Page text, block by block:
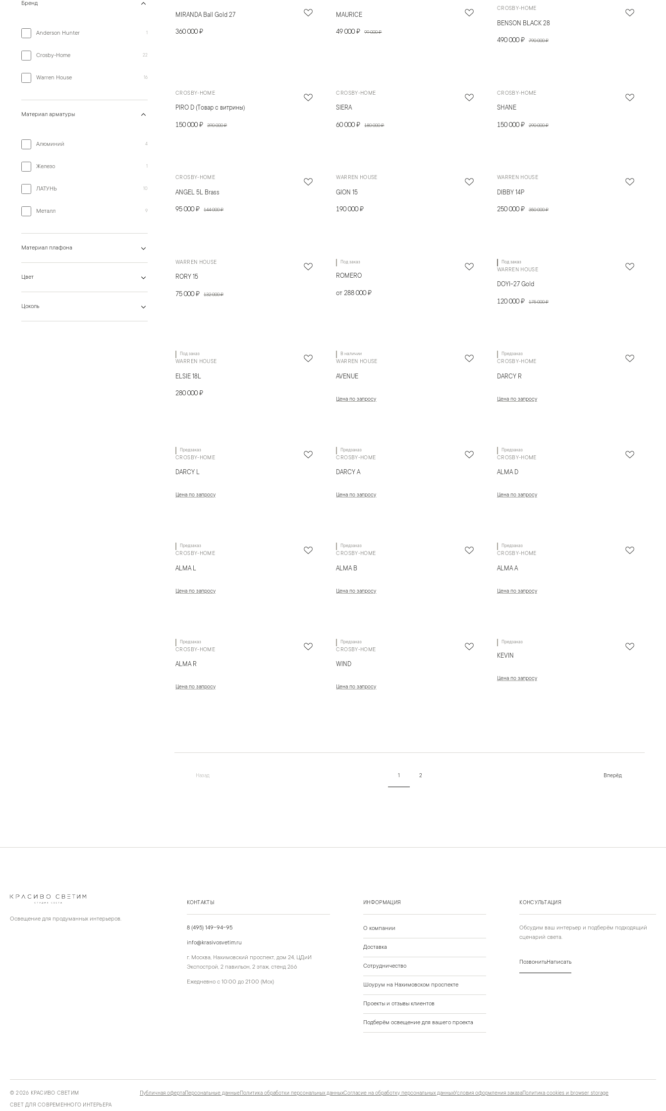
Бренд
Anderson Hunter 1
Crosby-Home 22
Warren House 16
Материал арматуры
Алюминий 4
Железо 1
ЛАТУНЬ 10
Металл 9
Материал плафона
Цвет
Цоколь
MIRANDA Ball Gold 27
360 000 ₽
MAURICE
49 000 ₽ 99 000 ₽
CROSBY-HOME
BENSON BLACK 28
490 000 ₽ 790 000 ₽
CROSBY-HOME
PIRO D (Товар с витрины)
150 000 ₽ 390 000 ₽
CROSBY-HOME
SIERA
60 000 ₽ 180 000 ₽
CROSBY-HOME
SHANE
150 000 ₽ 290 000 ₽
CROSBY-HOME
ANGEL 5L Brass
95 000 ₽ 144 000 ₽
WARREN HOUSE
GION 15
190 000 ₽
WARREN HOUSE
DIBBY 14P
250 000 ₽ 350 000 ₽
WARREN HOUSE
RORY 15
75 000 ₽ 132 000 ₽
Под заказ
ROMERO
от 288 000 ₽
Под заказ
WARREN HOUSE
DOYI-27 Gold
120 000 ₽ 175 000 ₽
Под заказ
WARREN HOUSE
ELSIE 18L
280 000 ₽
В наличии
WARREN HOUSE
AVENUE
Цена по запросу
Предзаказ
CROSBY-HOME
DARCY R
Цена по запросу
Предзаказ
CROSBY-HOME
DARCY L
Цена по запросу
Предзаказ
CROSBY-HOME
DARCY A
Цена по запросу
Предзаказ
CROSBY-HOME
ALMA D
Цена по запросу
Предзаказ
CROSBY-HOME
ALMA L
Цена по запросу
Предзаказ
CROSBY-HOME
ALMA B
Цена по запросу
Предзаказ
CROSBY-HOME
ALMA A
Цена по запросу
Предзаказ
CROSBY-HOME
ALMA R
Цена по запросу
Предзаказ
CROSBY-HOME
WIND
Цена по запросу
Предзаказ
KEVIN
Цена по запросу
Назад 1 2 Вперёд
Освещение для продуманных интерьеров.
КОНТАКТЫ
8 (495) 149-94-95
info@krasivosvetim.ru
г. Москва, Нахимовский проспект, дом 24, ЦДиИ
Экспострой, 2 павильон, 2 этаж, стенд 266
Ежедневно с 10:00 до 21:00 (Мск)
КОНСУЛЬТАЦИЯ
Обсудим ваш интерьер и подберём подходящий
сценарий света.
ПозвонитьНаписать
ИНФОРМАЦИЯ
О компании
Доставка
Сотрудничество
Шоурум на Нахимовском проспекте
Проекты и отзывы клиентов
Подберём освещение для вашего проекта
©2026 КРАСИВО СВЕТИМ
СВЕТ ДЛЯ СОВРЕМЕННОГО ИНТЕРЬЕРА
Публичная офертаПерсональные данныеПолитика обработки персональных данныхСогласие на обработку персональных данныхУсловия оформления заказаПолитика cookies и browser storage